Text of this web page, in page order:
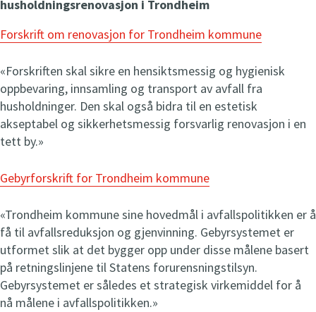
t
e
n
g
t
n
å
Mandag-torsdag kl 07-20
Lørdag kl 09-15
BrukOm Nyhavna, Styrmannsgata 6
t
e
g
t
n
å
Åpent
Ordinær åpningstid
Onsdag-torsdag kl 10-19
Fredag-lørdag kl 10-17
BrukOm Heggstadmoen, Heggstadmoen 51
Åpent i dag 10-15
husholdningsrenovasjon i Trondheim
Forskrift om renovasjon for Trondheim kommune
«Forskriften skal sikre en hensiktsmessig og hygienisk
oppbevaring, innsamling og transport av avfall fra
husholdninger. Den skal også bidra til en estetisk
akseptabel og sikkerhetsmessig forsvarlig renovasjon i en
tett by.»
Gebyrforskrift for Trondheim kommune
«Trondheim kommune sine hovedmål i avfallspolitikken er å
få til avfallsreduksjon og gjenvinning. Gebyrsystemet er
utformet slik at det bygger opp under disse målene basert
på retningslinjene til Statens forurensningstilsyn.
Gebyrsystemet er således et strategisk virkemiddel for å
nå målene i avfallspolitikken.»